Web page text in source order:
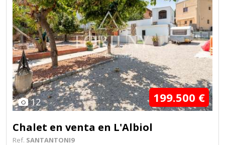
12 199.500 €
Chalet en venta en L'Albiol
Ref. SANTANTONI9